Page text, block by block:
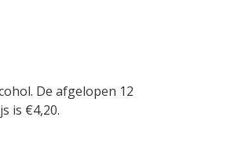
De afgelopen 12
is €4,20.